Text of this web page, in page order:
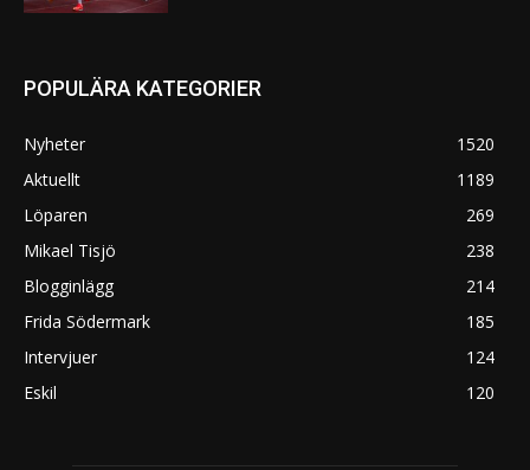
POPULÄRA KATEGORIER
Nyheter
1520
Aktuellt
1189
Löparen
269
Mikael Tisjö
238
Blogginlägg
214
Frida Södermark
185
Intervjuer
124
Eskil
120